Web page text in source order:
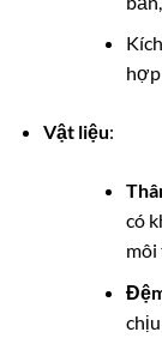
hợp
Vật liệu:
có